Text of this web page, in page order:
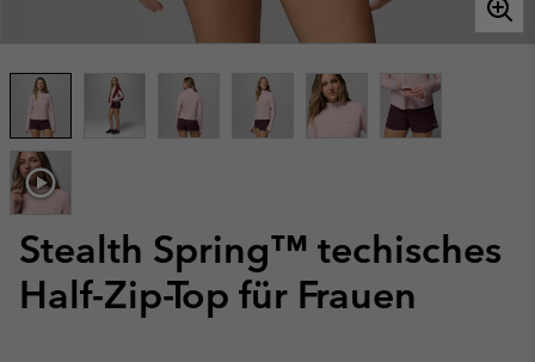
Stealth Spring™ techisches
Half-Zip-Top für Frauen